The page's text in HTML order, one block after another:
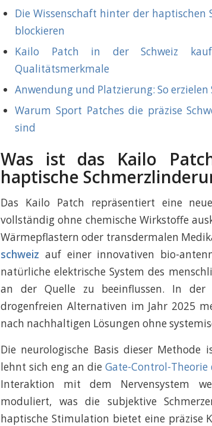
Die Wissenschaft hinter der
blockieren
Kailo Patch in der Schweiz
Qualitätsmerkmale
Anwendung und Platzierung: So erzielen
Warum Sport Patches die präzise
sind
Was ist das Kailo
haptische
Das Kailo Patch repräsentiert eine
vollständig ohne chemische Wirkstoffe
Wärmepflastern oder transdermalen
schweiz auf einer innovativen bio-
natürliche elektrische System des
an der Quelle zu beeinflussen. In der
drogenfreien Alternativen im Jahr 2025
nach nachhaltigen Lösungen ohne
Die neurologische Basis dieser Methode
lehnt sich eng an die Gate-Control-
Interaktion mit dem Nervensystem
moduliert, was die subjektive
haptische Stimulation bietet eine präzise